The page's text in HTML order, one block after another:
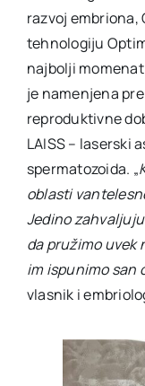
razvoj embriona,
tehnologiju
najbolji
je namenjena
reproduktivne
LAISS – laserski
spermatozoida. „
oblasti
Jedino
da pružimo uvek
im ispunimo san
vlasnik i